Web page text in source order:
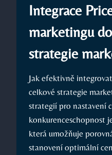
Integrace
marketingu
strategie
Jak efektivně
celkové strategie
strategií pro nastavení
konkurenceschopnost
která umožňuje
stanovení optimální